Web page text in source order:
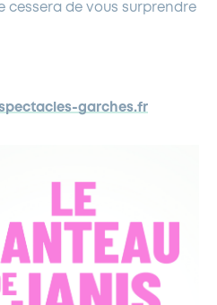
cessera de vous surprendre
garches.fr